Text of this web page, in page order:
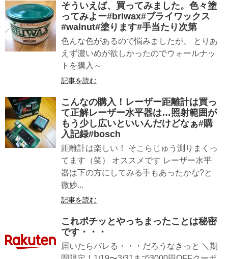
そういえば、買ってみました。色々塗
ってみよー#briwax#ブライワックス
#walnut#塗ります#手当たり次第
色んな色があるので悩みましたが、 とりあ
えず濃いめが欲しかったのでウォールナッ
トを購入～
記事を読む
こんなの購入！レーザー距離計は買っ
て正解レーザー水平器は…照射範囲が
もう少し広いといいんだけどなぁ#購
入記録#bosch
距離計は楽しい！ そこらじゅう測りまくっ
てます（笑） オススメです レーザー水平
器は下の方にしてみる手もあったかな?と
微妙...
記事を読む
これポチッとやっちまったことは秘密
です・・・
届いたらバレる・・・だろうなきっと ＼期